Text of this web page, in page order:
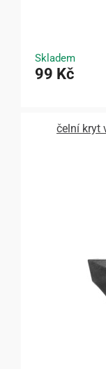
Skladem
99 Kč
čelní kryt